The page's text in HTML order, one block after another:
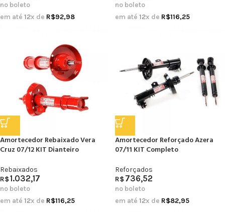
no boleto
em até 12x de R$92,98
no boleto
em até 12x de R$116,25
Amortecedor Rebaixado Vera
Cruz 07/12 KIT Dianteiro
Rebaixados
R$1.032,17
no boleto
em até 12x de R$116,25
Amortecedor Reforçado Azera
07/11 KIT Completo
Reforçados
R$736,52
no boleto
em até 12x de R$82,95